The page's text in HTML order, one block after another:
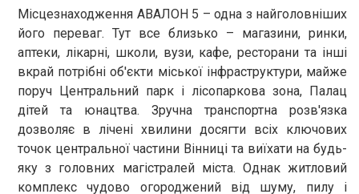
Місцезнаходження АВАЛОН 5 – одна з найголовніших
його переваг. Тут все близько – магазини, ринки,
аптеки, лікарні, школи, вузи, кафе, ресторани та інші
вкрай потрібні об'єкти міської інфраструктури, майже
поруч Центральний парк і лісопаркова зона, Палац
дітей та юнацтва. Зручна транспортна розв'язка
дозволяє в лічені хвилини досягти всіх ключових
точок центральної частини Вінниці та виїхати на будь-
яку з головних магістралей міста. Однак житловий
комплекс чудово огороджений від шуму, пилу і